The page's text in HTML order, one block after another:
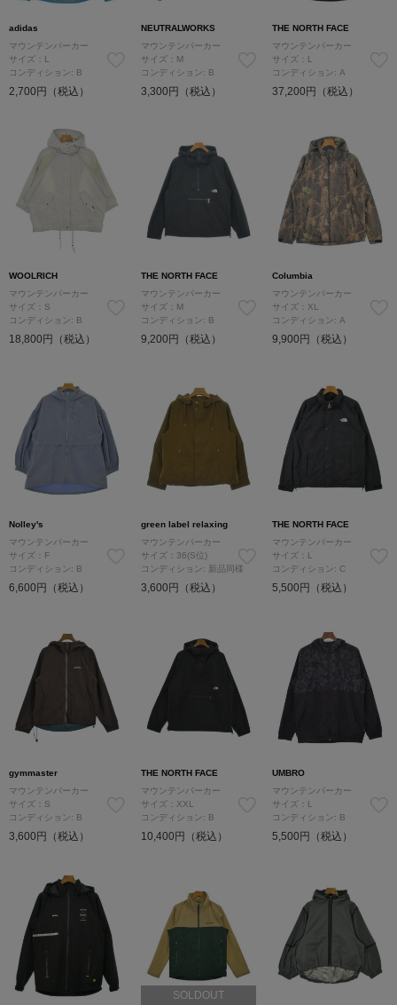
adidas
マウンテンパーカー
サイズ：L
コンディション: B
2,700円（税込）
NEUTRALWORKS
マウンテンパーカー
サイズ：M
コンディション: B
3,300円（税込）
THE NORTH FACE
マウンテンパーカー
サイズ：L
コンディション: A
37,200円（税込）
WOOLRICH
マウンテンパーカー
サイズ：S
コンディション: B
18,800円（税込）
THE NORTH FACE
マウンテンパーカー
サイズ：M
コンディション: B
9,200円（税込）
Columbia
マウンテンパーカー
サイズ：XL
コンディション: A
9,900円（税込）
Nolley's
マウンテンパーカー
サイズ：F
コンディション: B
6,600円（税込）
green label relaxing
マウンテンパーカー
サイズ：36(S位)
コンディション: 新品同様
3,600円（税込）
THE NORTH FACE
マウンテンパーカー
サイズ：L
コンディション: C
5,500円（税込）
gymmaster
マウンテンパーカー
サイズ：S
コンディション: B
3,600円（税込）
THE NORTH FACE
マウンテンパーカー
サイズ：XXL
コンディション: B
10,400円（税込）
UMBRO
マウンテンパーカー
サイズ：L
コンディション: B
5,500円（税込）
SOLDOUT